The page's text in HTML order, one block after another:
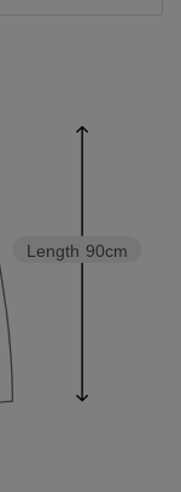
Length 90cm